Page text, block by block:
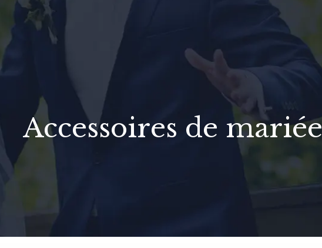
Accessoires de mariée